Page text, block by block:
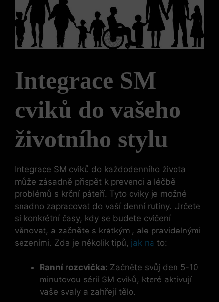
Integrace SM
cviků do vašeho
‍životního stylu
Integrace SM cviků​ do každodenního života
může zásadně přispět k prevenci a léčbě
‌problémů s krční‍ páteří. ‌Tyto cviky je možné
snadno⁢ zapracovat do vaší denní​ rutiny. Určete
si konkrétní časy, kdy se ‌budete‍ cvičení
věnovat, a začněte s krátkými, ale pravidelnými​
sezeními. Zde je několik tipů, jak na to:
Ranní rozcvička: Začněte svůj den 5-10
minutovou‍ sérií SM cviků, které aktivují
vaše svaly a zahřejí tělo.